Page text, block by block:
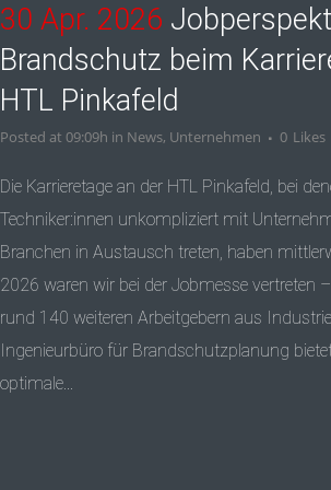
30 Apr. 2026
Brandschutz beim
HTL Pinkafeld
Posted at 09:09h in News, Unternehmen 0 Likes
Die Karrieretage an der HTL Pinkafeld, bei
Techniker:innen unkompliziert mit
Branchen in Austausch treten, haben
2026 waren wir bei der Jobmesse vertreten
rund 140 weiteren Arbeitgebern aus
Ingenieurbüro für Brandschutzplanung
optimale...